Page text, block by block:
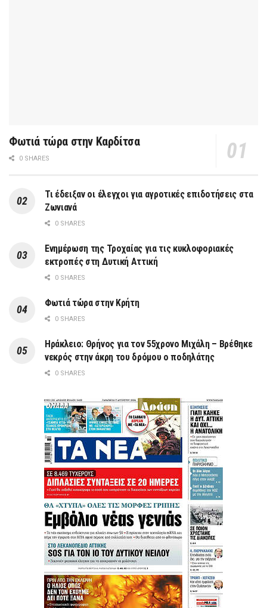
Φωτιά τώρα στην Καρδίτσα
0 SHARES
Τι έδειξαν οι έλεγχοι για αγροτικές επιδοτήσεις στα
Ζωνιανά
0 SHARES
Ενημέρωση της Τροχαίας για τις κυκλοφοριακές
εκτροπές στη Δυτική Αττική
0 SHARES
Φωτιά τώρα στην Κρήτη
0 SHARES
Ηράκλειο: Θρήνος για τον 55χρονο Μιχάλη – Βρέθηκε
νεκρός στην άκρη του δρόμου ο ποδηλάτης
0 SHARES